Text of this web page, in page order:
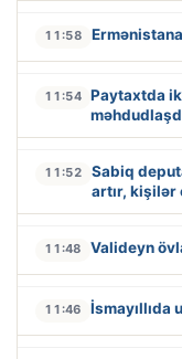
11:58
11:54 Paytaxtda
11:52
Sabiq
artır, kişilər
11:48 Valideyn
11:46 İsmayıllıda